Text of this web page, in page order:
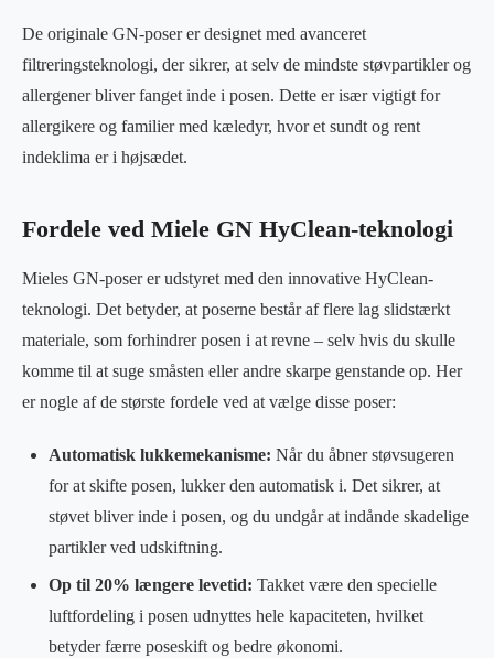
De originale GN-poser er designet med avanceret
filtreringsteknologi, der sikrer, at selv de mindste støvpartikler og
allergener bliver fanget inde i posen. Dette er især vigtigt for
allergikere og familier med kæledyr, hvor et sundt og rent
indeklima er i højsædet.
Fordele ved Miele GN HyClean-teknologi
Mieles GN-poser er udstyret med den innovative HyClean-
teknologi. Det betyder, at poserne består af flere lag slidstærkt
materiale, som forhindrer posen i at revne – selv hvis du skulle
komme til at suge småsten eller andre skarpe genstande op. Her
er nogle af de største fordele ved at vælge disse poser:
Automatisk lukkemekanisme: Når du åbner støvsugeren
for at skifte posen, lukker den automatisk i. Det sikrer, at
støvet bliver inde i posen, og du undgår at indånde skadelige
partikler ved udskiftning.
Op til 20% længere levetid: Takket være den specielle
luftfordeling i posen udnyttes hele kapaciteten, hvilket
betyder færre poseskift og bedre økonomi.